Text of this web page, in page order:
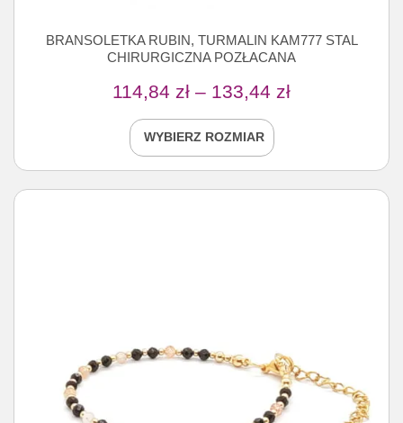
BRANSOLETKA RUBIN, TURMALIN KAM777 STAL
CHIRURGICZNA POZŁACANA
114,84 zł – 133,44 zł
WYBIERZ ROZMIAR